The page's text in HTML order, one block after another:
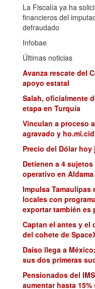
La Fiscalía ya ha
financieros del
defraudado
Infobae
Últimas noticias
Avanza rescate del
apoyo estatal
Salah, oficialmente
etapa en Turquía
Vinculan a proceso
agravado y
Precio del Dólar
Detienen a 4
operativo en Aldama
Impulsa
locales con
exportar también es
Captan el antes y el
del cohete de
Daiso llega a
sus dos primeras
Pensionados del
aumentar hasta